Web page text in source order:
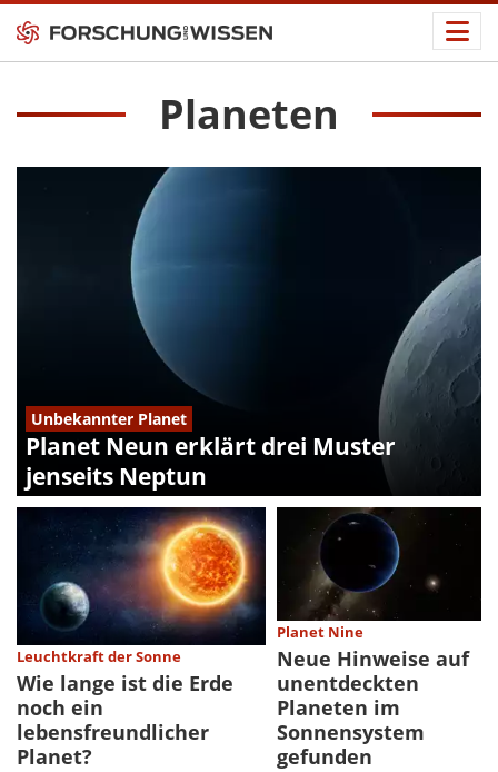
Planeten
Unbekannter Planet
Planet Neun erklärt drei Muster
jenseits Neptun
Leuchtkraft der Sonne
Wie lange ist die Erde
noch ein
lebensfreundlicher
Planet?
Planet Nine
Neue Hinweise auf
unentdeckten
Planeten im
Sonnensystem
gefunden